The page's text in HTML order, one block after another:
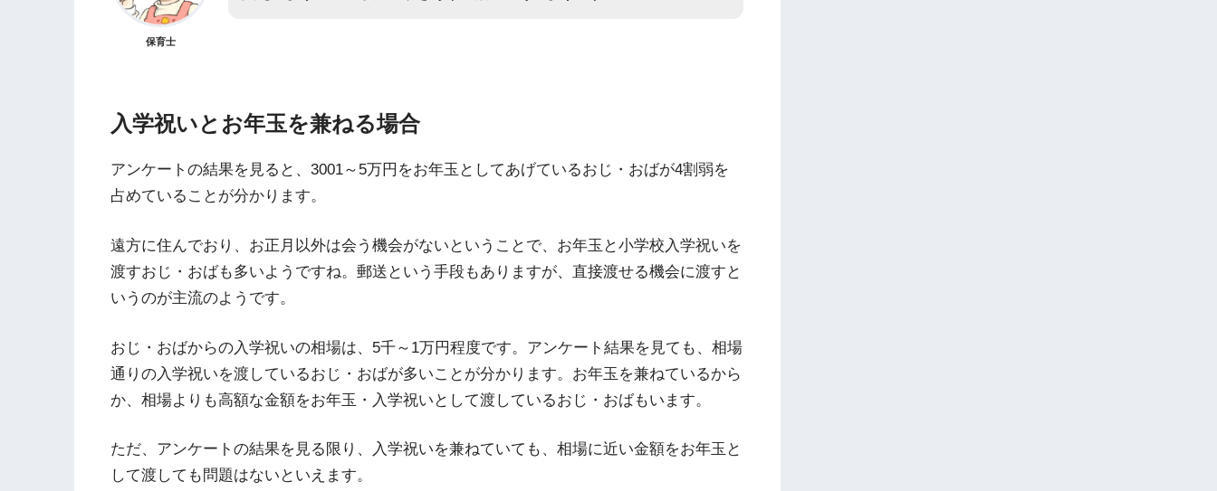
保育士
入学祝いとお年玉を兼ねる場合
アンケートの結果を見ると、3001～5万円をお年玉としてあげているおじ・おばが4割弱を
占めていることが分かります。
遠方に住んでおり、お正月以外は会う機会がないということで、お年玉と小学校入学祝いを
渡すおじ・おばも多いようですね。郵送という手段もありますが、直接渡せる機会に渡すと
いうのが主流のようです。
おじ・おばからの入学祝いの相場は、5千～1万円程度です。アンケート結果を見ても、相場
通りの入学祝いを渡しているおじ・おばが多いことが分かります。お年玉を兼ねているから
か、相場よりも高額な金額をお年玉・入学祝いとして渡しているおじ・おばもいます。
ただ、アンケートの結果を見る限り、入学祝いを兼ねていても、相場に近い金額をお年玉と
して渡しても問題はないといえます。